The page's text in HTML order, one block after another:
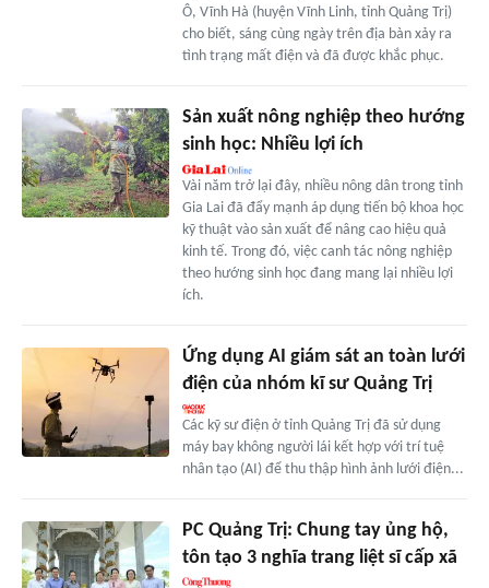
Ô, Vĩnh Hà (huyện Vĩnh Linh, tỉnh Quảng Trị)
cho biết, sáng cùng ngày trên địa bàn xảy ra
tình trạng mất điện và đã được khắc phục.
Sản xuất nông nghiệp theo hướng
sinh học: Nhiều lợi ích
Vài năm trở lại đây, nhiều nông dân trong tỉnh
Gia Lai đã đẩy mạnh áp dụng tiến bộ khoa học
kỹ thuật vào sản xuất để nâng cao hiệu quả
kinh tế. Trong đó, việc canh tác nông nghiệp
theo hướng sinh học đang mang lại nhiều lợi
ích.
Ứng dụng AI giám sát an toàn lưới
điện của nhóm kĩ sư Quảng Trị
Các kỹ sư điện ở tỉnh Quảng Trị đã sử dụng
máy bay không người lái kết hợp với trí tuệ
nhân tạo (AI) để thu thập hình ảnh lưới điện...
PC Quảng Trị: Chung tay ủng hộ,
tôn tạo 3 nghĩa trang liệt sĩ cấp xã